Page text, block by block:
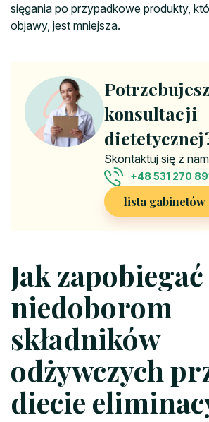
sięgania po przypadkowe produkty,
objawy, jest mniejsza.
Potrzebujesz
konsultacji
Skontaktuj się z
+48 531 270
lista gabinetów
Jak zapobiegać
niedoborom
składników
odżywczych
diecie